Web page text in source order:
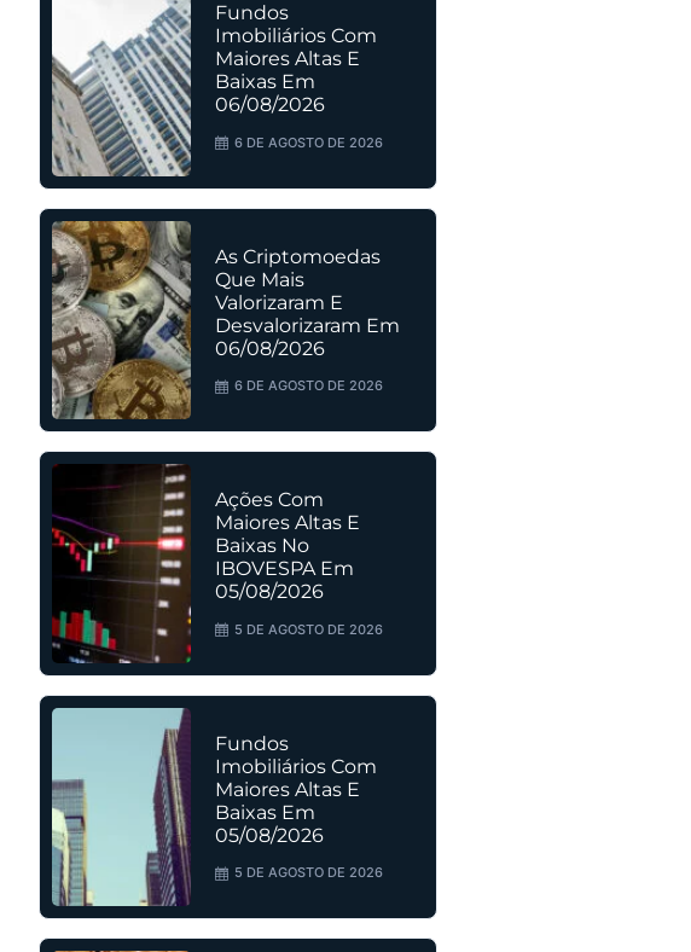
Fundos
Imobiliários Com
Maiores Altas E
Baixas Em
06/08/2026
6 DE AGOSTO DE 2026
As Criptomoedas
Que Mais
Valorizaram E
Desvalorizaram Em
06/08/2026
6 DE AGOSTO DE 2026
Ações Com
Maiores Altas E
Baixas No
IBOVESPA Em
05/08/2026
5 DE AGOSTO DE 2026
Fundos
Imobiliários Com
Maiores Altas E
Baixas Em
05/08/2026
5 DE AGOSTO DE 2026